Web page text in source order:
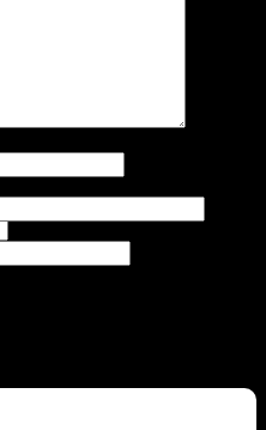
in diesem Browser